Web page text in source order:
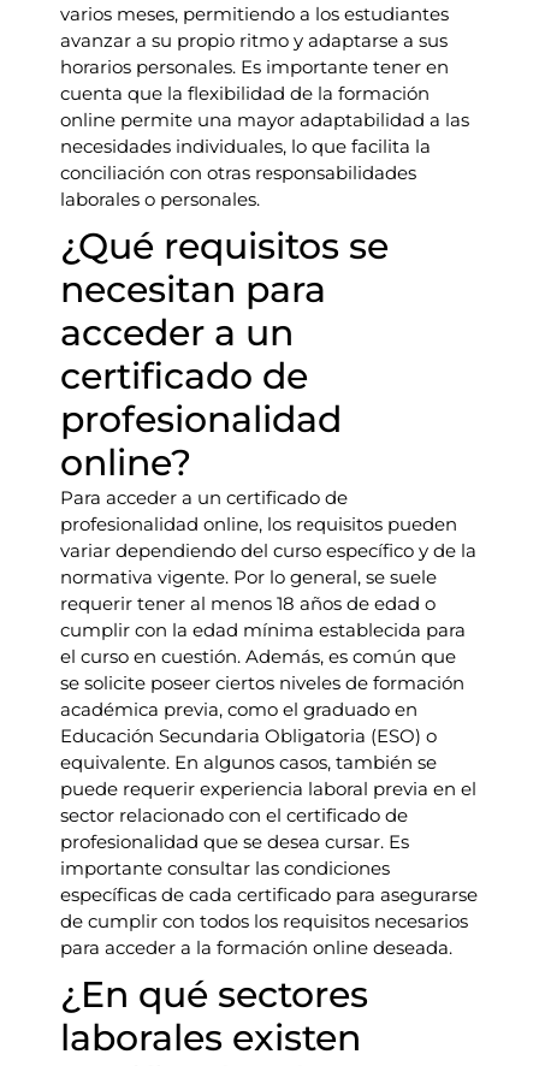
varios meses, permitiendo a los estudiantes
avanzar a su propio ritmo y adaptarse a sus
horarios personales. Es importante tener en
cuenta que la flexibilidad de la formación
online permite una mayor adaptabilidad a las
necesidades individuales, lo que facilita la
conciliación con otras responsabilidades
laborales o personales.
¿Qué requisitos se
necesitan para
acceder a un
certificado de
profesionalidad
online?
Para acceder a un certificado de
profesionalidad online, los requisitos pueden
variar dependiendo del curso específico y de la
normativa vigente. Por lo general, se suele
requerir tener al menos 18 años de edad o
cumplir con la edad mínima establecida para
el curso en cuestión. Además, es común que
se solicite poseer ciertos niveles de formación
académica previa, como el graduado en
Educación Secundaria Obligatoria (ESO) o
equivalente. En algunos casos, también se
puede requerir experiencia laboral previa en el
sector relacionado con el certificado de
profesionalidad que se desea cursar. Es
importante consultar las condiciones
específicas de cada certificado para asegurarse
de cumplir con todos los requisitos necesarios
para acceder a la formación online deseada.
¿En qué sectores
laborales existen